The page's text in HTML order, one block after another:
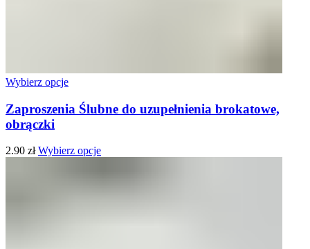
Wybierz opcje
Zaproszenia Ślubne do uzupełnienia brokatowe,
obrączki
2.90 zł Wybierz opcje